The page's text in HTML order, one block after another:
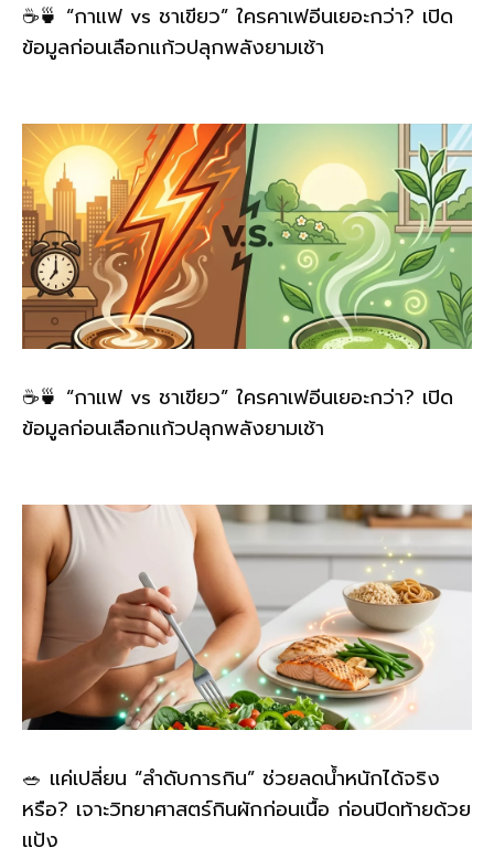
☕🍵 “กาแฟ vs ชาเขียว” ใครคาเฟอีนเยอะกว่า? เปิด
ข้อมูลก่อนเลือกแก้วปลุกพลังยามเช้า
☕🍵 “กาแฟ vs ชาเขียว” ใครคาเฟอีนเยอะกว่า? เปิด
ข้อมูลก่อนเลือกแก้วปลุกพลังยามเช้า
🥗 แค่เปลี่ยน “ลำดับการกิน” ช่วยลดน้ำหนักได้จริง
หรือ? เจาะวิทยาศาสตร์กินผักก่อนเนื้อ ก่อนปิดท้ายด้วย
แป้ง